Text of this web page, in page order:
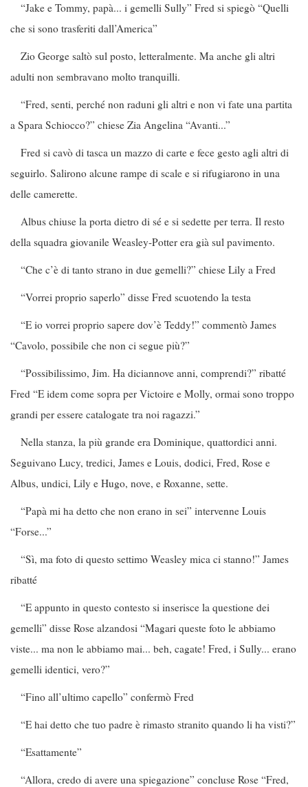
“Jake e Tommy, papà... i gemelli Sully” Fred si spiegò “Quelli
che si sono trasferiti dall’America”
Zio George saltò sul posto, letteralmente. Ma anche gli altri
adulti non sembravano molto tranquilli.
“Fred, senti, perché non raduni gli altri e non vi fate una partita
a Spara Schiocco?” chiese Zia Angelina “Avanti...”
Fred si cavò di tasca un mazzo di carte e fece gesto agli altri di
seguirlo. Salirono alcune rampe di scale e si rifugiarono in una
delle camerette.
Albus chiuse la porta dietro di sé e si sedette per terra. Il resto
della squadra giovanile Weasley-Potter era già sul pavimento.
“Che c’è di tanto strano in due gemelli?” chiese Lily a Fred
“Vorrei proprio saperlo” disse Fred scuotendo la testa
“E io vorrei proprio sapere dov’è Teddy!” commentò James
“Cavolo, possibile che non ci segue più?”
“Possibilissimo, Jim. Ha diciannove anni, comprendi?” ribatté
Fred “E idem come sopra per Victoire e Molly, ormai sono troppo
grandi per essere catalogate tra noi ragazzi.”
Nella stanza, la più grande era Dominique, quattordici anni.
Seguivano Lucy, tredici, James e Louis, dodici, Fred, Rose e
Albus, undici, Lily e Hugo, nove, e Roxanne, sette.
“Papà mi ha detto che non erano in sei” intervenne Louis
“Forse...”
“Sì, ma foto di questo settimo Weasley mica ci stanno!” James
ribatté
“E appunto in questo contesto si inserisce la questione dei
gemelli” disse Rose alzandosi “Magari queste foto le abbiamo
viste... ma non le abbiamo mai... beh, cagate! Fred, i Sully... erano
gemelli identici, vero?”
“Fino all’ultimo capello” confermò Fred
“E hai detto che tuo padre è rimasto stranito quando li ha visti?”
“Esattamente”
“Allora, credo di avere una spiegazione” concluse Rose “Fred,